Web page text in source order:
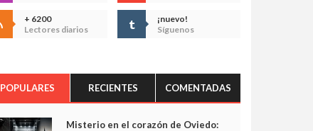
+ 6200
Lectores diarios
¡nuevo!
Síguenos
POPULARES RECIENTES COMENTADAS
Misterio en el corazón de Oviedo: